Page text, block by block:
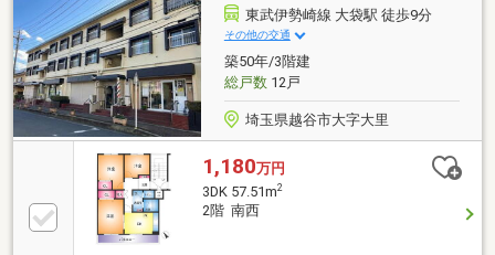
提携FPへの無料個別相談サービス社外の中立的なファ
イナンシャルプランナーと無料相談できます。ローン
返済計画・教育・老後の資金等も含めてシミュレーシ
ョンをご提案。■物件情報が豊富越谷市を中心にたく
さんの情報をご用意。
東武伊勢崎線 大袋駅 徒歩9分
その他の交通
築50年/3階建
総戸数12戸
埼玉県越谷市大字大里
1,180万円
3DK 57.51m2
2階 南西